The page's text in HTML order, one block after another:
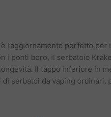
l’aggiornamento perfetto per
i ponti boro, il serbatoio
Il tappo inferiore in
serbatoi da vaping ordinari,